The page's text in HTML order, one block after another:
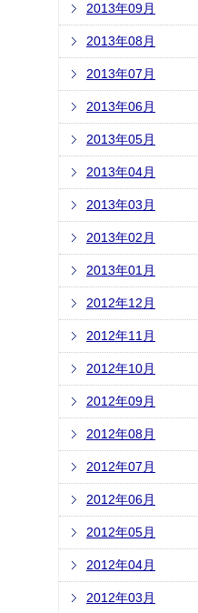
2013年09月
2013年08月
2013年07月
2013年06月
2013年05月
2013年04月
2013年03月
2013年02月
2013年01月
2012年12月
2012年11月
2012年10月
2012年09月
2012年08月
2012年07月
2012年06月
2012年05月
2012年04月
2012年03月